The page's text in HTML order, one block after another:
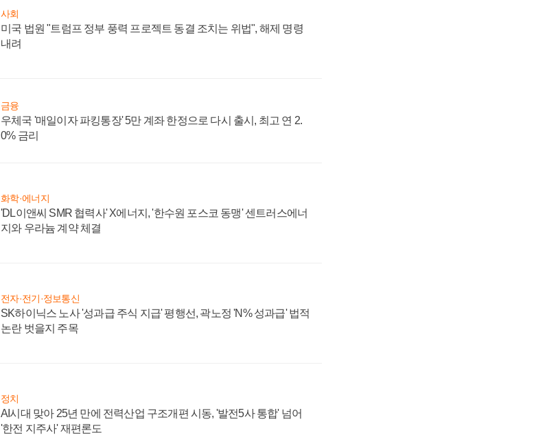
사회
미국 법원 "트럼프 정부 풍력 프로젝트 동결 조치는 위법", 해제 명령
내려
금융
우체국 '매일이자 파킹통장' 5만 계좌 한정으로 다시 출시, 최고 연 2.
0% 금리
화학·에너지
'DL이앤씨 SMR 협력사' X에너지, '한수원 포스코 동맹' 센트러스에너
지와 우라늄 계약 체결
전자·전기·정보통신
SK하이닉스 노사 '성과급 주식 지급' 평행선, 곽노정 'N% 성과급' 법적
논란 벗을지 주목
정치
AI시대 맞아 25년 만에 전력산업 구조개편 시동, '발전5사 통합' 넘어
'한전 지주사' 재편론도